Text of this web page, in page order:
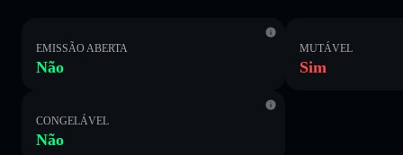
EMISSÃO ABERTA
Não
MUTÁVEL
Sim
CONGELÁVEL
Não